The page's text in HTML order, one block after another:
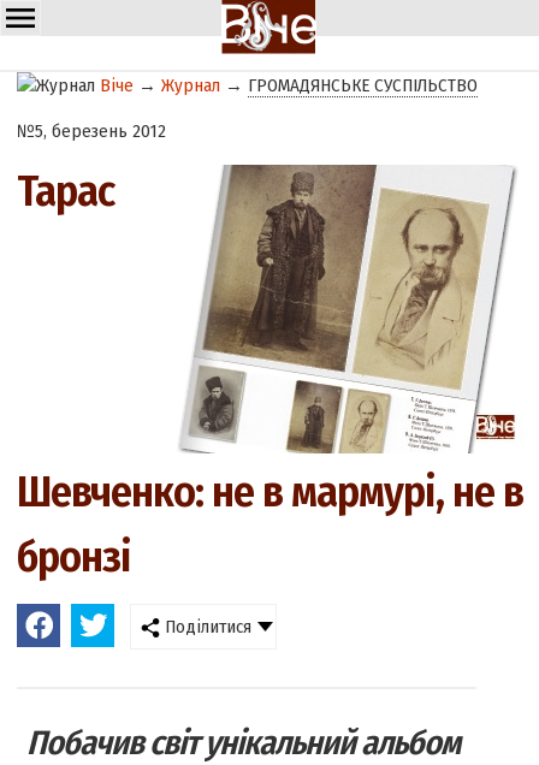
Віче →Журнал → ГРОМАДЯНСЬКЕ СУСПІЛЬСТВО
№5, березень 2012
Тарас
Шевченко: не в мармурі, не в
бронзі
Поділитися
Побачив світ унікальний альбом